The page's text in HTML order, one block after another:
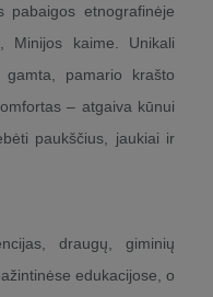
pabaigos etnografinėje
Minijos kaime. Unikali
pamario krašto
– atgaiva kūnui
paukščius, jaukiai ir
draugų, giminių
edukacijose, o